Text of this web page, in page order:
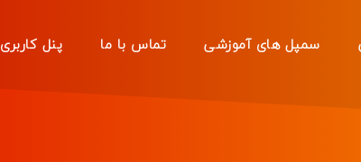
سمپل های آموزشی تماس با ما پنل کاربری